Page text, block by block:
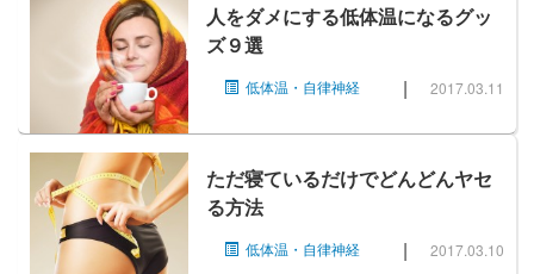
人をダメにする低体温になるグッ
ズ９選
低体温・自律神経 | 2017.03.11
ただ寝ているだけでどんどんヤセ
る方法
低体温・自律神経 | 2017.03.10